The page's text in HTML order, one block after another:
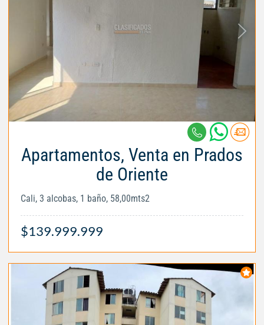
Apartamentos, Venta en Prados
de Oriente
Cali, 3 alcobas, 1 baño, 58,00mts2
$139.999.999